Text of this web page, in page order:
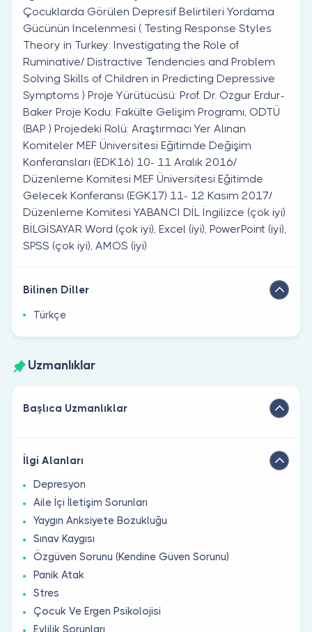
Çocuklarda Görülen Depresif Belirtileri Yordama
Gücünün İncelenmesi ( Testing Response Styles
Theory in Turkey: Investigating the Role of
Ruminative/ Distractive Tendencies and Problem
Solving Skills of Children in Predicting Depressive
Symptoms ) Proje Yürütücüsü: Prof. Dr. Ozgur Erdur-
Baker Proje Kodu: Fakülte Gelişim Programı, ODTÜ
(BAP ) Projedeki Rolü: Araştırmacı Yer Alınan
Komiteler MEF Üniversitesi Eğitimde Değişim
Konferansları (EDK16) 10- 11 Aralık 2016/
Düzenleme Komitesi MEF Üniversitesi Eğitimde
Gelecek Konferansı (EGK17) 11- 12 Kasım 2017/
Düzenleme Komitesi YABANCI DİL İngilizce (çok iyi)
BİLGİSAYAR Word (çok iyi), Excel (iyi), PowerPoint (iyi),
SPSS (çok iyi), AMOS (iyi)
Bilinen Diller
Türkçe
Uzmanlıklar
Başlıca Uzmanlıklar
İlgi Alanları
Depresyon
Aile İçi İletişim Sorunları
Yaygın Anksiyete Bozukluğu
Sınav Kaygısı
Özgüven Sorunu (Kendine Güven Sorunu)
Panik Atak
Stres
Çocuk Ve Ergen Psikolojisi
Evlilik Sorunları